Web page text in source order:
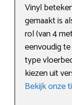
Vinyl
gemaakt is
rol (van 4
eenvoudig
type
kiezen uit
Bekijk onze